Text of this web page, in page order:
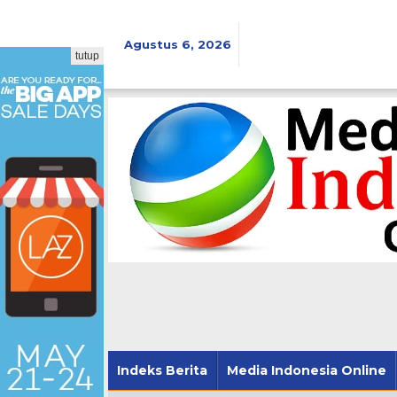
Agustus 6, 2026
Indeks Berita Media Indonesia Online
tutup